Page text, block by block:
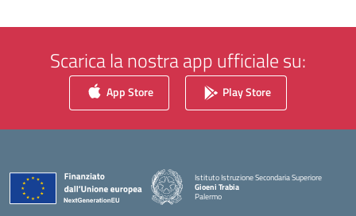
Scarica la nostra app ufficiale su:
App Store Play Store
Istituto Istruzione Secondaria Superiore
Gioeni Trabia
Palermo